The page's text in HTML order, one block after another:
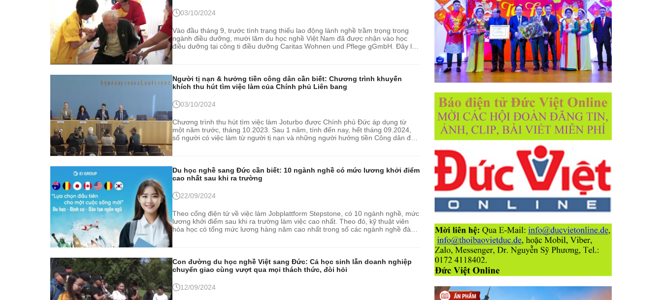
03/10/2024
Vào đầu tháng 9, trước tình trạng thiếu lao động lành nghề trầm trọng trong
ngành điều dưỡng, mười lăm du học nghề Việt Nam đã được nhận vào học
điều dưỡng tại công ti điều dưỡng Caritas Wohnen und Pflege gGmbH. Đây là
Người tị nạn & hưởng tiền công dân cần biết: Chương trình khuyến
khích thu hút tìm việc làm của Chính phủ Liên bang
03/10/2024
Chương trình thu hút tìm việc làm Joturbo được Chính phủ Đức áp dụng từ
một năm trước, tháng 10.2023. Sau 1 năm, tính đến nay, hết tháng 09.2024,
số người có việc làm từ người tị nạn và những người hưởng tiền Công dân đã
tăng lên đáng kể.Chương...
Du học nghề sang Đức cần biết: 10 ngành nghề có mức lương khởi điểm
cao nhất sau khi ra trường
22/09/2024
Theo cổng điện tử về việc làm Jobplattform Stepstone, có 10 ngành nghề, mức
lương khởi điểm sau khi ra trường làm việc cao nhất. Theo đó, kỹ thuật viên
hóa học có tổng mức lương hàng năm cao nhất trong số các ngành nghề đào
tạo lên tới 45.750...
Con đường du học nghề Việt sang Đức: Cả học sinh lẫn doanh nghiệp
chuyển giao cùng vượt qua mọi thách thức, đòi hỏi
12/09/2024